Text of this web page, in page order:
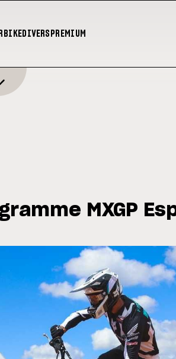
DIVERS PREMIUM
: Horaires et Programme du GP de
MXGP